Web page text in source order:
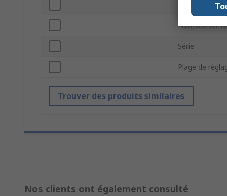
Courant de
Normes/
Série
Plage de
Trouver des produits similaires
Nos clients ont également consulté